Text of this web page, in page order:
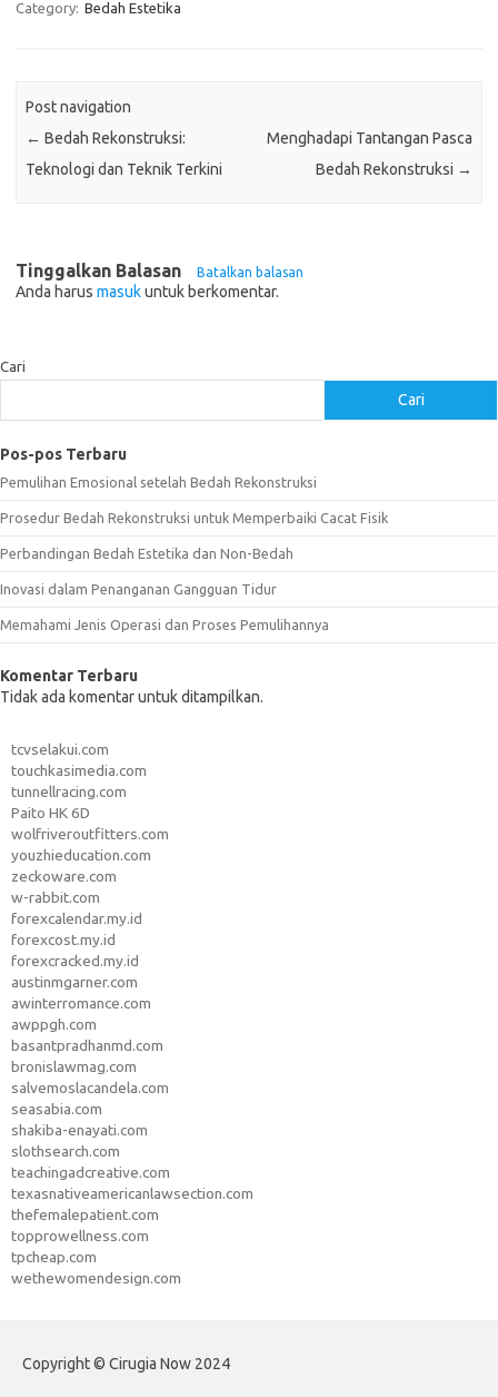
Category: Bedah Estetika
Post navigation
← Bedah Rekonstruksi:
Teknologi dan Teknik Terkini
Menghadapi Tantangan Pasca
Bedah Rekonstruksi →
Tinggalkan Balasan Batalkan balasan
Anda harus masukuntuk berkomentar.
Cari
Cari
Pos-pos Terbaru
Pemulihan Emosional setelah Bedah Rekonstruksi
Prosedur Bedah Rekonstruksi untuk Memperbaiki Cacat Fisik
Perbandingan Bedah Estetika dan Non-Bedah
Inovasi dalam Penanganan Gangguan Tidur
Memahami Jenis Operasi dan Proses Pemulihannya
Komentar Terbaru
Tidak ada komentar untuk ditampilkan.
tcvselakui.com
touchkasimedia.com
tunnellracing.com
Paito HK 6D
wolfriveroutfitters.com
youzhieducation.com
zeckoware.com
w-rabbit.com
forexcalendar.my.id
forexcost.my.id
forexcracked.my.id
austinmgarner.com
awinterromance.com
awppgh.com
basantpradhanmd.com
bronislawmag.com
salvemoslacandela.com
seasabia.com
shakiba-enayati.com
slothsearch.com
teachingadcreative.com
texasnativeamericanlawsection.com
thefemalepatient.com
topprowellness.com
tpcheap.com
wethewomendesign.com
Copyright © Cirugia Now 2024